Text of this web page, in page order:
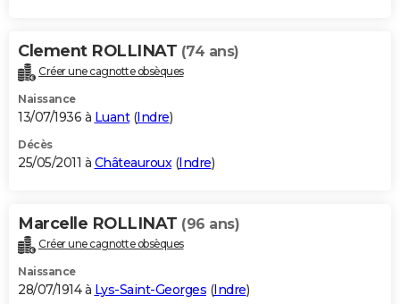
Clement ROLLINAT (74 ans)
Créer une cagnotte obsèques
Naissance
13/07/1936 à Luant(Indre)
Décès
25/05/2011 à Châteauroux(Indre)
Marcelle ROLLINAT (96 ans)
Créer une cagnotte obsèques
Naissance
28/07/1914 à Lys-Saint-Georges (Indre)